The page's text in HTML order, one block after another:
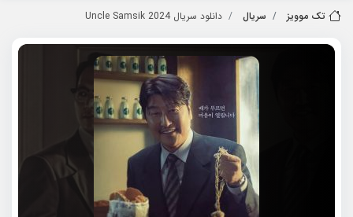
تک موویز سریال دانلود سریال 2024 Uncle Samsik